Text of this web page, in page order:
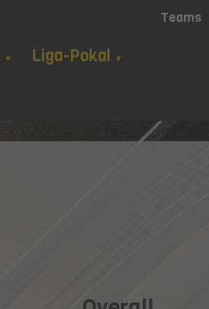
▼ Liga-Pokal ▼
Teams